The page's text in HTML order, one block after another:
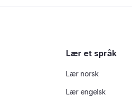
Lær et språk
Lær norsk
Lær engelsk